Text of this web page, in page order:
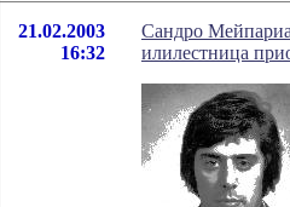
21.02.2003
16:32
Сандро
илилестница